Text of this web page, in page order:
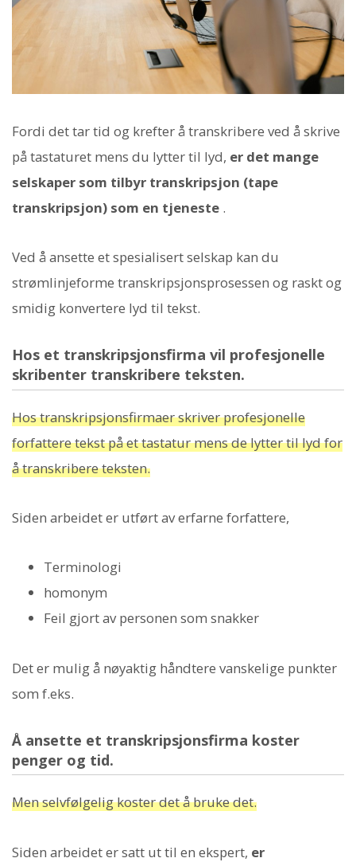
Fordi det tar tid og krefter å transkribere ved å skrive
på tastaturet mens du lytter til lyd, er det mange
selskaper som tilbyr transkripsjon (tape
transkripsjon) som en tjeneste .
Ved å ansette et spesialisert selskap kan du
strømlinjeforme transkripsjonsprosessen og raskt og
smidig konvertere lyd til tekst.
Hos et transkripsjonsfirma vil profesjonelle
skribenter transkribere teksten.
Hos transkripsjonsfirmaer skriver profesjonelle
forfattere tekst på et tastatur mens de lytter til lyd for
å transkribere teksten.
Siden arbeidet er utført av erfarne forfattere,
Terminologi
homonym
Feil gjort av personen som snakker
Det er mulig å nøyaktig håndtere vanskelige punkter
som f.eks.
Å ansette et transkripsjonsfirma koster
penger og tid.
Men selvfølgelig koster det å bruke det.
Siden arbeidet er satt ut til en ekspert, er